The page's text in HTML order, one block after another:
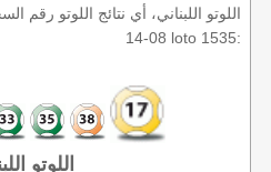
08-14 loto 1535:
اللوتو